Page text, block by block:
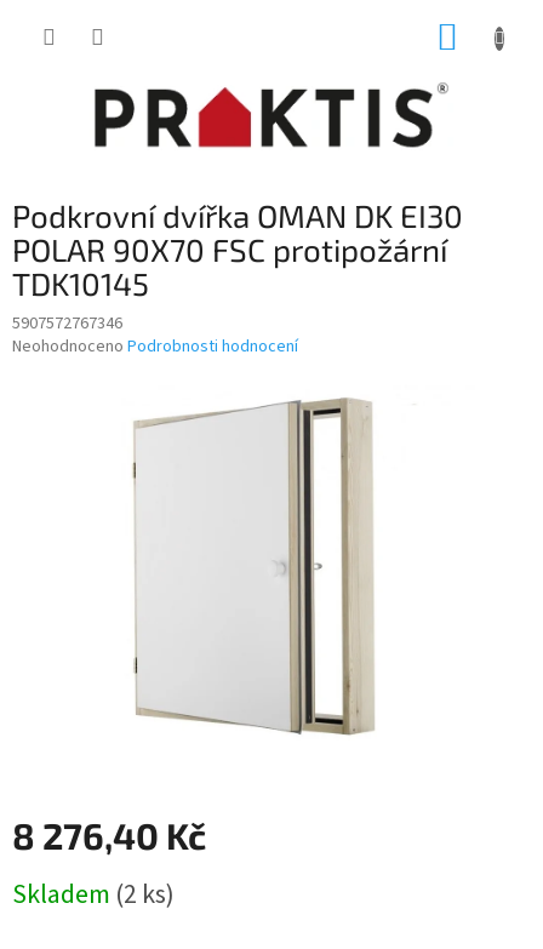
Podkrovní dvířka OMAN DK EI30
POLAR 90X70 FSC protipožární
TDK10145
5907572767346
Průměrné
Neohodnoceno Podrobnosti hodnocení
8 276,40 Kč
cena:
Skladem (2 ks)